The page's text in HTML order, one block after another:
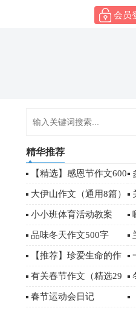
会员
精华推荐
【精选】感恩节作文600
字四篇
大伊山作文（通用8篇）
小小班体育活动教案
品味冬天作文500字
【推荐】珍爱生命的作
文300字集锦六篇
有关春节作文（精选29
篇）
春节运动会日记